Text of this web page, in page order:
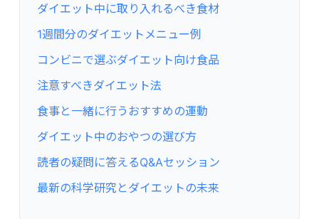
ダイエット中に取り入れるべき食材
1週間分のダイエットメニュー例
コンビニで選ぶダイエット向け食品
注意すべきダイエット法
食事と一緒に行うおすすめの運動
ダイエット中のおやつの選び方
読者の疑問に答えるQ&Aセッション
最新の科学研究とダイエットの未来